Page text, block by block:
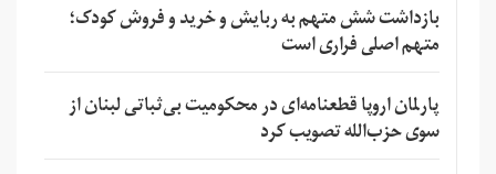
بازداشت شش متهم به ربایش و خرید و فروش کودک؛
متهم اصلی فراری است
پارلمان اروپا قطعنامه‌ای در محکومیت بی‌ثباتی لبنان از
سوی حزب‌الله تصویب کرد